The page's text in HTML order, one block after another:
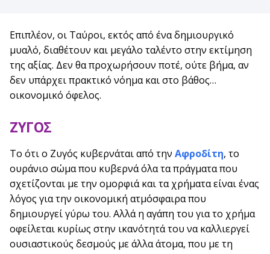
Επιπλέον, οι Ταύροι, εκτός από ένα δημιουργικό
μυαλό, διαθέτουν και μεγάλο ταλέντο στην εκτίμηση
της αξίας. Δεν θα προχωρήσουν ποτέ, ούτε βήμα, αν
δεν υπάρχει πρακτικό νόημα και στο βάθος…
οικονομικό όφελος.
ΖΥΓΟΣ
Το ότι ο Ζυγός κυβερνάται από την Αφροδίτη, το
ουράνιο σώμα που κυβερνά όλα τα πράγματα που
σχετίζονται με την ομορφιά και τα χρήματα είναι ένας
λόγος για την οικονομική ατμόσφαιρα που
δημιουργεί γύρω του. Αλλά η αγάπη του για το χρήμα
οφείλεται κυρίως στην ικανότητά του να καλλιεργεί
ουσιαστικούς δεσμούς με άλλα άτομα, που με τη